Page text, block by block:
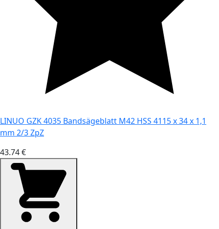
LINUO GZK 4035 Bandsägeblatt M42 HSS 4115 x 34 x 1,1
mm 2/3 ZpZ
43.74 €